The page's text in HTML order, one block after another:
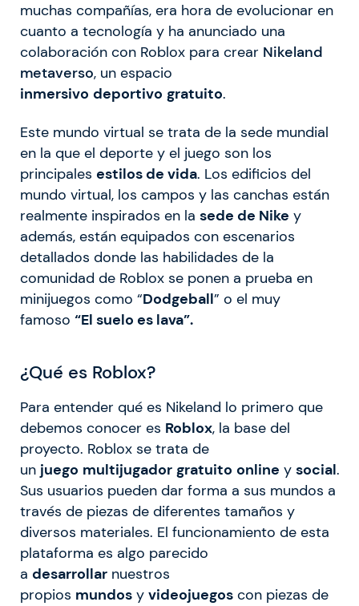
muchas compañías, era hora de evolucionar en
cuanto a tecnología y ha anunciado una
colaboración con Roblox para crear Nikeland
metaverso, un espacio
inmersivo deportivo gratuito.
Este mundo virtual se trata de la sede mundial
en la que el deporte y el juego son los
principales estilos de vida. Los edificios del
mundo virtual, los campos y las canchas están
realmente inspirados en la sede de Nike y
además, están equipados con escenarios
detallados donde las habilidades de la
comunidad de Roblox se ponen a prueba en
minijuegos como “Dodgeball” o el muy
famoso “El suelo es lava”.
¿Qué es Roblox?
Para entender qué es Nikeland lo primero que
debemos conocer es Roblox, la base del
proyecto. Roblox se trata de
un juego multijugador gratuito online y social.
Sus usuarios pueden dar forma a sus mundos a
través de piezas de diferentes tamaños y
diversos materiales. El funcionamiento de esta
plataforma es algo parecido
a desarrollar nuestros
propios mundos y videojuegos con piezas de